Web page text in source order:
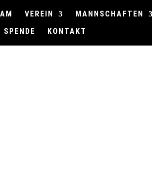
VEREIN MANNSCHAFTEN
SPENDE KONTAKT